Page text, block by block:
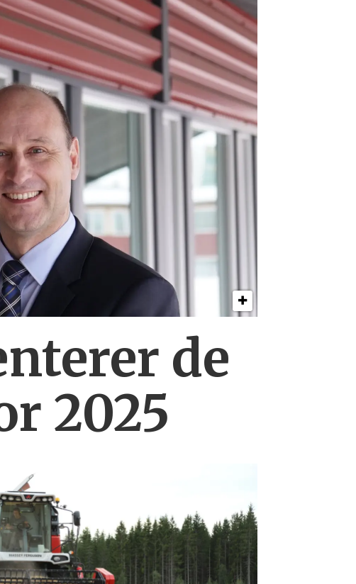
de
2025